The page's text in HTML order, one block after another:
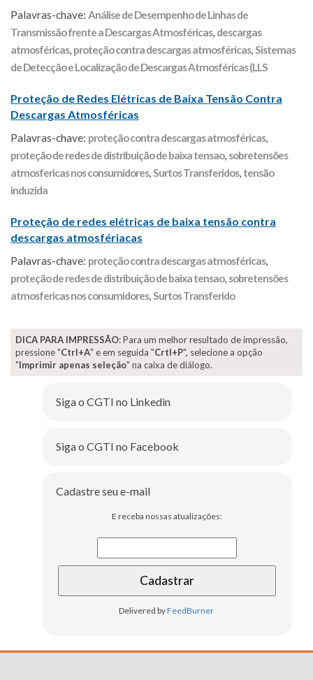
Palavras-chave: Análise de Desempenho de Linhas de
Transmissão frente a Descargas Atmosféricas, descargas
atmosféricas, proteção contra descargas atmosféricas,Sistemas
de Detecção e Localização de Descargas Atmosféricas (LLS
Proteção de Redes Elétricas de Baixa Tensão Contra
Descargas Atmosféricas
Palavras-chave: proteção contra descargas atmosféricas,
proteção de redes de distribuição de baixa tensao, sobretensões
atmosfericas nos consumidores,Surtos Transferidos, tensão
induzida
Proteção de redes elétricas de baixa tensão contra
descargas atmosfériacas
Palavras-chave: proteção contra descargas atmosféricas,
proteção de redes de distribuição de baixa tensao, sobretensões
atmosfericas nos consumidores,Surtos Transferido
DICA PARA IMPRESSÃO: Para um melhor resultado de impressão,
pressione "Ctrl+A" e em seguida "Crtl+P", selecione a opção
"Imprimir apenas seleção" na caixa de diálogo.
Siga o CGTI no Linkedin
Siga o CGTI no Facebook
Cadastre seu e-mail
E receba nossas atualizações:
Delivered byFeedBurner